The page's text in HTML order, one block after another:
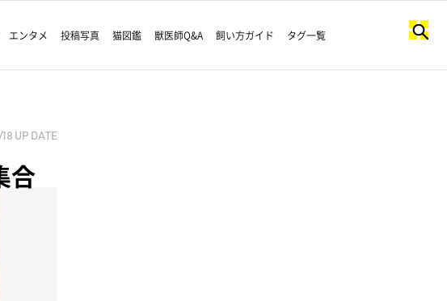
エンタメ 投稿写真 猫図鑑 獣医師Q&A 飼い方ガイド タグ一覧
UP DATE
合